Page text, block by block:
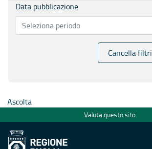
Data pubblicazione
Cancella filtri
Ascolta
Valuta questo sito